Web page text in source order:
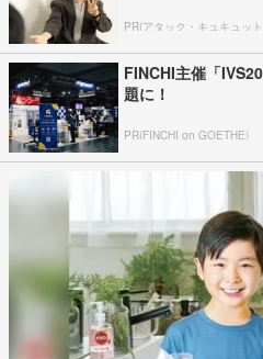
PR(アタック・キュキュッ
FINCHI主催「
題に！
PR(FINCHI on GOETHE)